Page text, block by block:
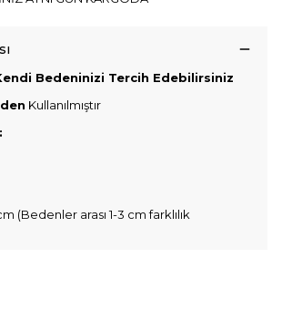
Bedeninizi Tercih Edebilirsiniz
Kullanılmıştır
(Bedenler arası 1-3 cm farklılık